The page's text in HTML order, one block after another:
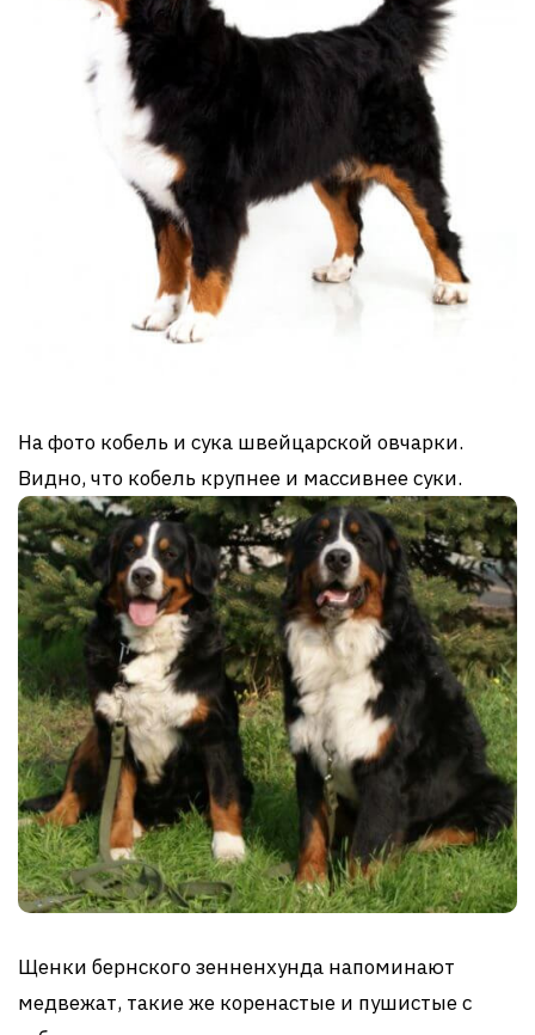
На фото кобель и сука швейцарской овчарки.
Видно, что кобель крупнее и массивнее суки.
Щенки бернского зенненхунда напоминают
медвежат, такие же коренастые и пушистые с